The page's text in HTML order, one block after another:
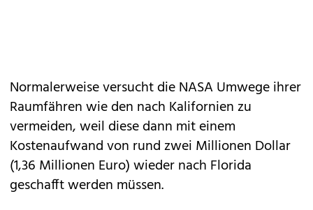
Normalerweise versucht die NASA Umwege ihrer
Raumfähren wie den nach Kalifornien zu
vermeiden, weil diese dann mit einem
Kostenaufwand von rund zwei Millionen Dollar
(1,36 Millionen Euro) wieder nach Florida
geschafft werden müssen.